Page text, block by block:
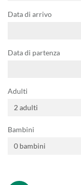
Data di arrivo
Data di partenza
Adulti
Bambini